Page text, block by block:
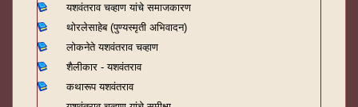
यशवंतराव चव्हाण यांचे समाजकारण
थोरलेसाहेब (पुण्यस्मृती अभिवादन)
लोकनेते यशवंतराव चव्हाण
शैलीकार - यशवंतराव
कथारूप यशवंतराव